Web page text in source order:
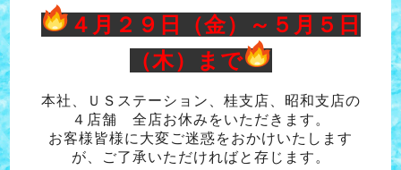
４月２９日（金）～５月５日
（木）まで
本社、ＵＳステーション、桂支店、昭和支店の
４店舗 全店お休みをいただきます。
お客様皆様に大変ご迷惑をおかけいたします
が、ご了承いただければと存じます。